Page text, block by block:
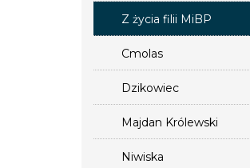
Z życia filii MiBP
Cmolas
Dzikowiec
Majdan Królewski
Niwiska